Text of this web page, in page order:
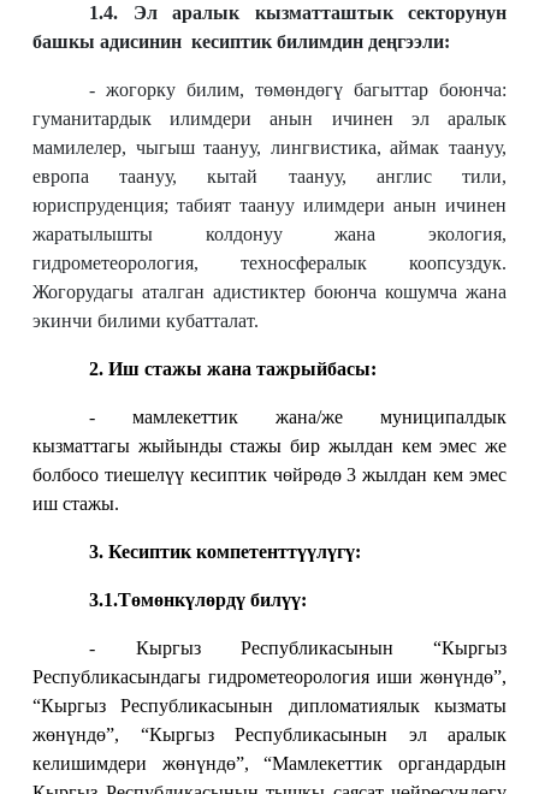
1.4. Эл аралык кызматташтык секторунун
башкы адисинин кесиптик билимдин деңгээли:
- жогорку билим, төмөндөгү багыттар боюнча:
гуманитардык илимдери анын ичинен эл аралык
мамилелер, чыгыш таануу, лингвистика, аймак таануу,
европа таануу, кытай таануу, англис тили,
юриспруденция; табият таануу илимдери анын ичинен
жаратылышты колдонуу жана экология,
гидрометеорология, техносфералык коопсуздук.
Жогорудагы аталган адистиктер боюнча кошумча жана
экинчи билими кубатталат.
2. Иш стажы жана тажрыйбасы:
- мамлекеттик жана/же муниципалдык
кызматтагы жыйынды стажы бир жылдан кем эмес же
болбосо тиешелүү кесиптик чөйрөдө 3 жылдан кем эмес
иш стажы.
3. Кесиптик компетенттүүлүгү:
3.1.Төмөнкүлөрдү билүү:
- Кыргыз Республикасынын “Кыргыз
Республикасындагы гидрометеорология иши жөнүндө”,
“Кыргыз Республикасынын дипломатиялык кызматы
жөнүндө”, “Кыргыз Республикасынын эл аралык
келишимдери жөнүндө”, “Мамлекеттик органдардын